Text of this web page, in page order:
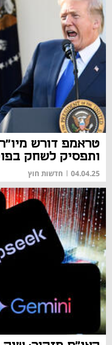
טראמפ דורש
ותפסיק לשחק
04.04.25
| חדשות חוץ